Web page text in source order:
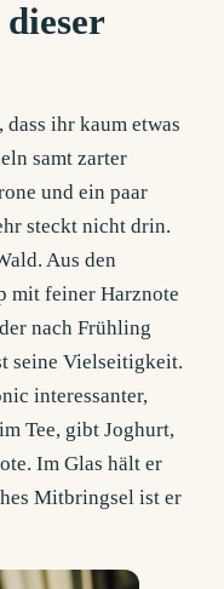
dass ihr kaum etwas
samt zarter
und ein paar
steckt nicht drin.
Aus den
mit feiner Harznote
nach Frühling
seine Vielseitigkeit.
interessanter,
Tee, gibt Joghurt,
Im Glas hält er
Mitbringsel ist er